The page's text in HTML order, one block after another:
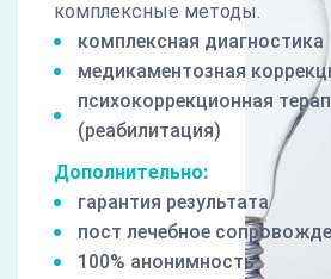
комплексные методы.
комплексная диагностика
медикаментозная
психокоррекционная
(реабилитация)
Дополнительно:
гарантия результата
пост лечебное
100% анонимность